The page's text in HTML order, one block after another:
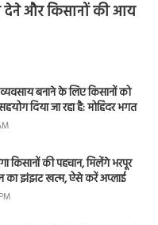
देने और किसानों की आय
बनाने के लिए किसानों को
दिया जा रहा है: मोहिंदर भगत
किसानों की पहचान, मिलेंगे भरपूर
का झंझट खत्म, ऐसे करें अप्लाई